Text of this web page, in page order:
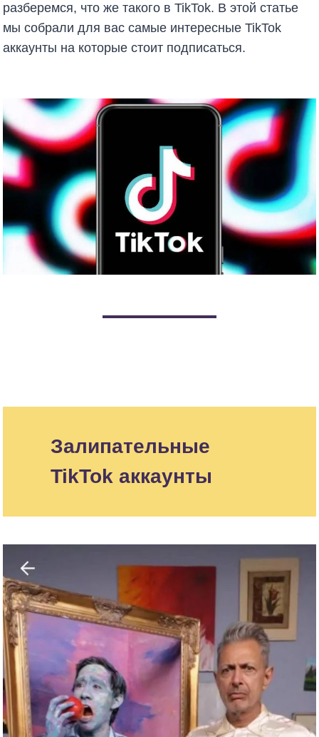
разберемся, что же такого в TikTok. В этой статье
мы собрали для вас самые интересные TikTok
аккаунты на которые стоит подписаться.
Залипательные
TikTok аккаунты